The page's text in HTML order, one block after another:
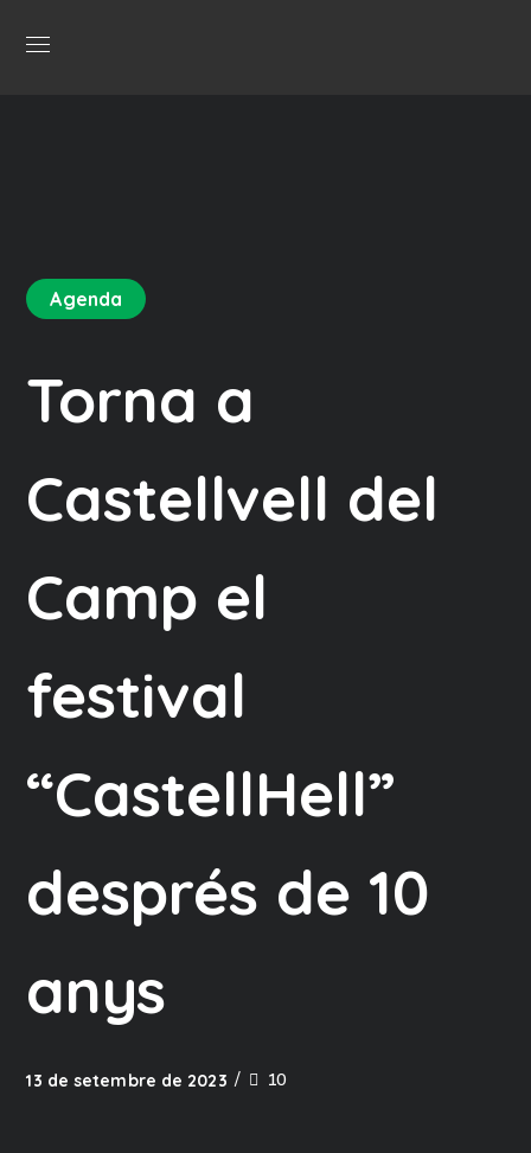
Agenda
Torna a
Castellvell del
Camp el
festival
“CastellHell”
després de 10
anys
13 de setembre de 2023 10